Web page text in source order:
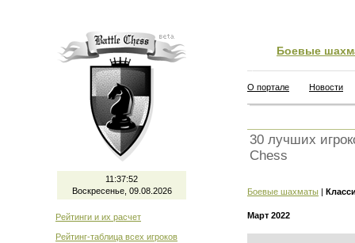
11:37:53
Воскресенье, 09.08.2026
Рейтинги и их расчет
Рейтинг-таблица всех игроков
Боевые
О портале Новости
30 лучших
Chess
Боевые шахматы |
Март 2022